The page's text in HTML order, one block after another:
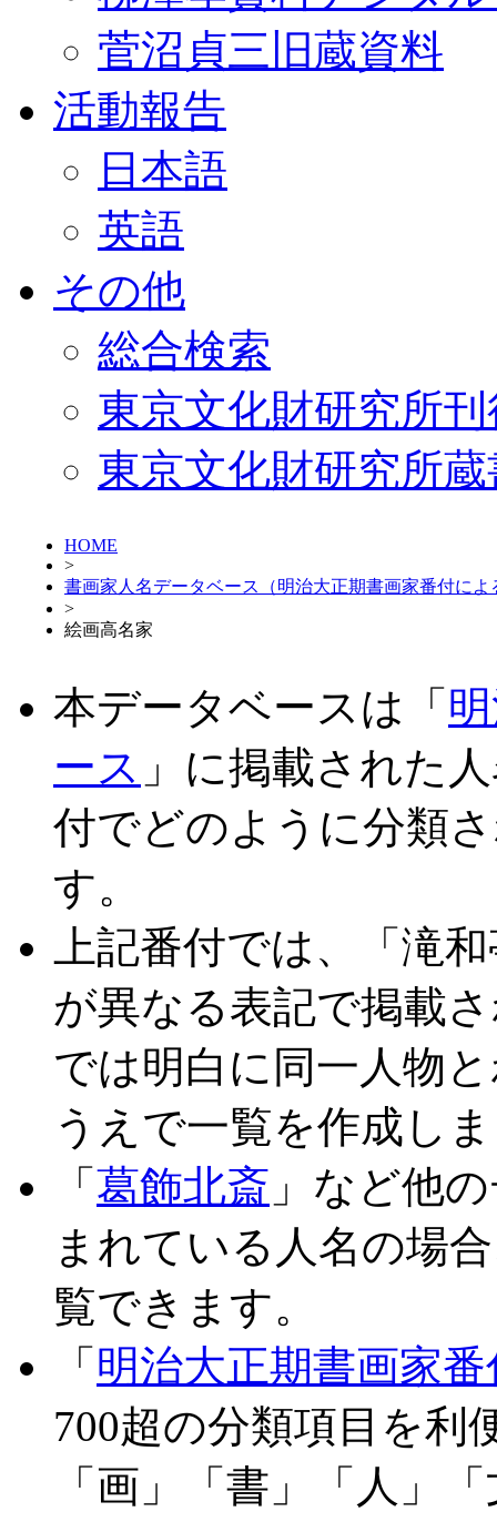
菅沼貞三旧蔵資料
活動報告
日本語
英語
その他
総合検索
東京文化財研究所
東京文化財研究所
HOME
>
書画家人名データベース（明治大正期書画家番付によ
>
絵画高名家
本データベースは「
ース 」に掲載された
付でどのように分類
す。
上記番付では、「滝
が異なる表記で掲載
では明白に同一人物
うえで一覧を作成し
「 葛飾北斎 」など他
まれている人名の場
覧できます。
「 明治大正期書画家
700超の分類項目を利
「画」「書」「人」